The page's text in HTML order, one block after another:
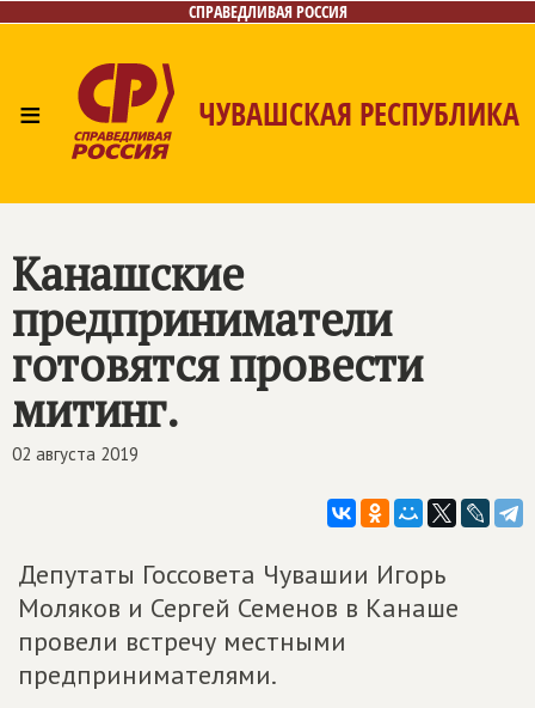
СПРАВЕДЛИВАЯ РОССИЯ
≡ ЧУВАШСКАЯ РЕСПУБЛИКА
Канашские
предприниматели
готовятся провести
митинг.
02 августа 2019
Депутаты Госсовета Чувашии Игорь
Моляков и Сергей Семенов в Канаше
провели встречу местными
предпринимателями.